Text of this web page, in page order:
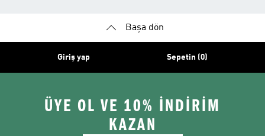
Başa dön
Giriş yap Sepetin (0)
ÜYE OL VE 10% İNDİRİM
KAZAN